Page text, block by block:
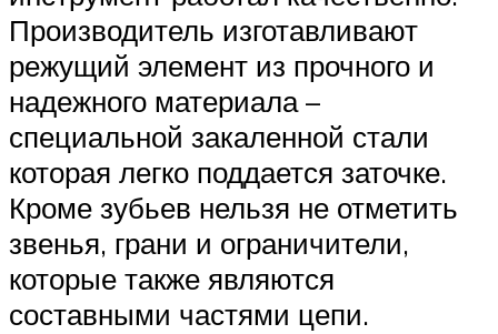
Производитель изготавливают
режущий элемент из прочного и
надежного материала –
специальной закаленной стали
которая легко поддается заточке.
Кроме зубьев нельзя не отметить
звенья, грани и ограничители,
которые также являются
составными частями цепи.